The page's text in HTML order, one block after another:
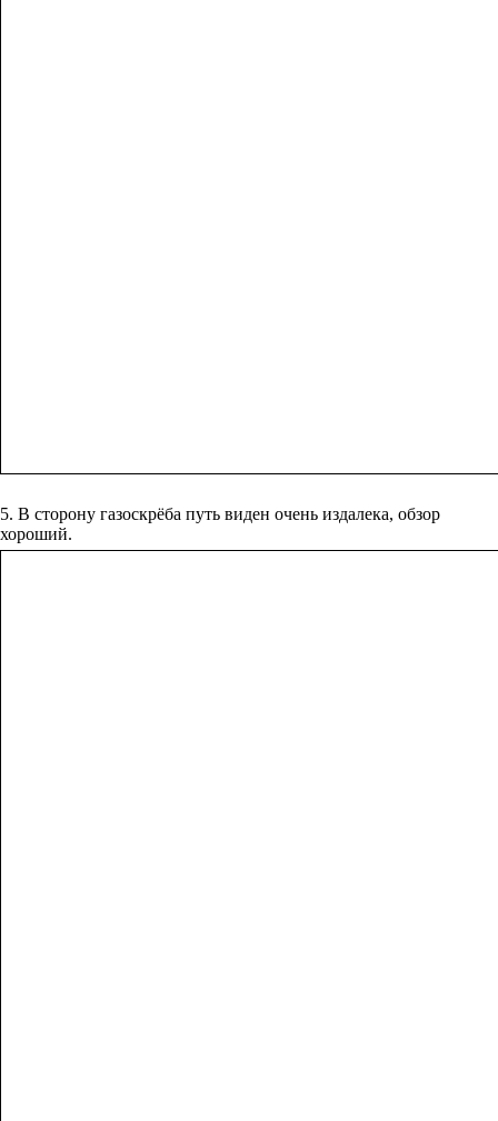
5. В сторону газоскрёба путь виден очень издалека, обзор
хороший.